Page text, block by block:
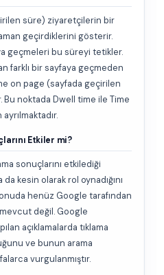
süre) ziyaretçilerin bir
geçirdiklerini gösterir.
geçmeleri bu süreyi tetikler.
farklı bir sayfaya geçmeden
on page (sayfada geçirilen
Bu noktada Dwell time ile Time
Etkiler mi?
sonuçlarını etkilediği
kesin olarak rol oynadığını
henüz Google tarafından
mevcut değil. Google
açıklamalarda tıklama
ve bunun arama
vurgulanmıştır.